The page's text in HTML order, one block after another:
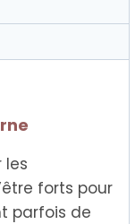
les
forts pour
parfois de